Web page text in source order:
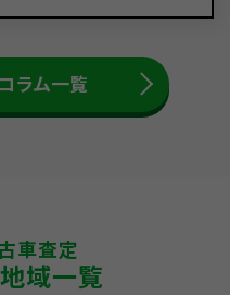
ラム一覧
車査定
域一覧